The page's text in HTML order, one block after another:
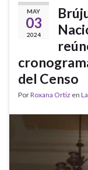
MAY
03
2024
del Censo
PorRoxana Ortiz en